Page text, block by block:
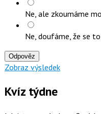
Ne, ale zkoumáme
Ne, doufáme, že se
Odpověz
Zobraz výsledek
Kvíz týdne